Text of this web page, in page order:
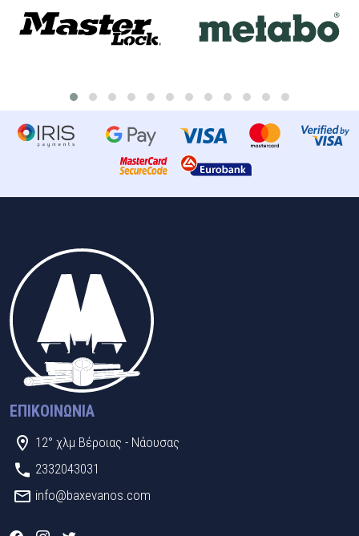
ΕΠΙΚΟΙΝΩΝΊΑ
12° χλμ Βέροιας - Νάουσας
2332043031
info@baxevanos.com